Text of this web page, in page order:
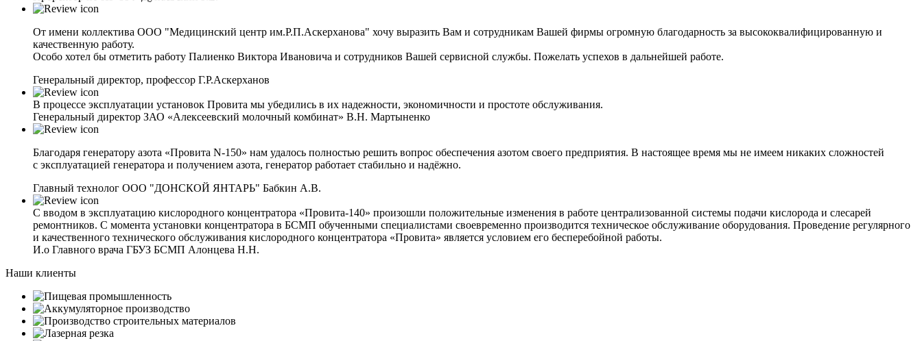
От имени коллектива ООО "Медицинский центр им.Р.П.Аскерханова" хочу выразить Вам и сотрудникам Вашей фирмы огромную благодарность за высококвалифицированную и
качественную работу.
Особо хотел бы отметить работу Палиенко Виктора Ивановича и сотрудников Вашей сервисной службы. Пожелать успехов в дальнейшей работе.
Генеральный директор, профессор Г.Р.Аскерханов
В процессе эксплуатации установок Провита мы убедились в их надежности, экономичности и простоте обслуживания.
Генеральный директор ЗАО «Алексеевский молочный комбинат» В.Н. Мартыненко
Благодаря генератору азота «Провита N-150» нам удалось полностью решить вопрос обеспечения азотом своего предприятия. В настоящее время мы не имеем никаких сложностей
с эксплуатацией генератора и получением азота, генератор работает стабильно и надёжно.
Главный технолог ООО "ДОНСКОЙ ЯНТАРЬ" Бабкин А.В.
С вводом в эксплуатацию кислородного концентратора «Провита-140» произошли положительные изменения в работе централизованной системы подачи кислорода и слесарей
ремонтников. С момента установки концентратора в БСМП обученными специалистами своевременно производится техническое обслуживание оборудования. Проведение регулярного
и качественного технического обслуживания кислородного концентратора «Провита» является условием его бесперебойной работы.
И.о Главного врача ГБУЗ БСМП Алонцева Н.Н.
Наши клиенты